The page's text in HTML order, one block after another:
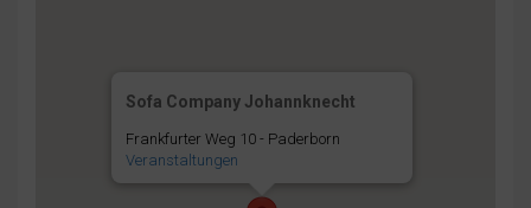
Sofa Company Johannknecht
Frankfurter Weg 10 - Paderborn
Veranstaltungen